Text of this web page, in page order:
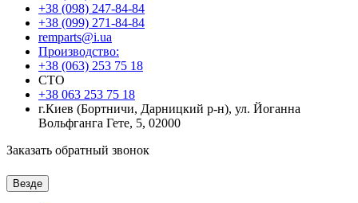
+38 (098) 247-84-84
+38 (099) 271-84-84
remparts@i.ua
Производство:
+38 (063) 253 75 18
СТО
+38 063 253 75 18
г.Киев (Бортничи, Дарницкий р-н), ул. Йоганна
Вольфганга Гете, 5, 02000
Заказать обратный звонок
Везде